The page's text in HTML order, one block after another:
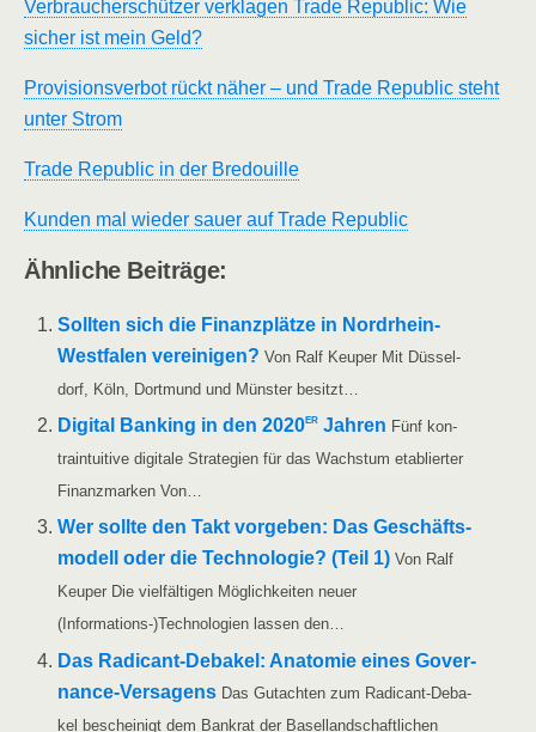
Ver­brau­cher­schüt­zer ver­kla­gen Trade Repu­blic: Wie
sicher ist mein Geld?
Pro­vi­si­ons­ver­bot rückt näher – und Trade Repu­blic steht
unter Strom
Trade Repu­blic in der Bredouille
Kun­den mal wie­der sau­er auf Trade Republic
Ähn­li­che Beiträge:
Soll­ten sich die Finanz­plät­ze in Nor­d­rhein-
Wes­t­­fa­­len ver­ei­ni­gen? Von Ralf Keu­per Mit Düs­sel­
dorf, Köln, Dort­mund und Müns­ter besitzt…
Digi­tal Ban­king in den 2020er Jah­ren Fünf kon­
train­tui­ti­ve digi­ta­le Stra­te­gien für das Wachs­tum eta­blier­ter
Finanz­mar­ken Von…
Wer soll­te den Takt vor­ge­ben: Das Geschäfts­
mo­dell oder die Tech­no­lo­gie? (Teil 1) Von Ralf
Keu­per Die viel­fäl­ti­gen Mög­lich­kei­ten neu­er
(Informations-)Technologien las­sen den…
Das Radi­­cant-Deba­kel: Ana­to­mie eines Gover­
nan­ce-Ver­sa­gens Das Gut­ach­ten zum Radi­­cant-Deba­
kel beschei­nigt dem Bank­rat der Basel­land­schaft­li­chen